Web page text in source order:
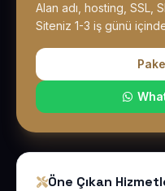
Alan adı, hosting, SSL,
Siteniz 1-3 iş günü
Öne Çıkan